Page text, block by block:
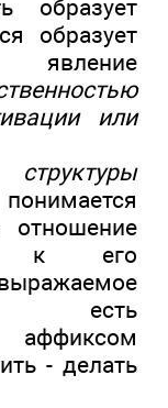
образует
образует
явление
или
отношение
к его
аффиксом
- делать